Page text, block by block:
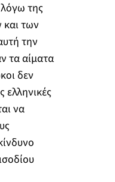
της
και των
την
τα αίματα
δεν
ελληνικές
να